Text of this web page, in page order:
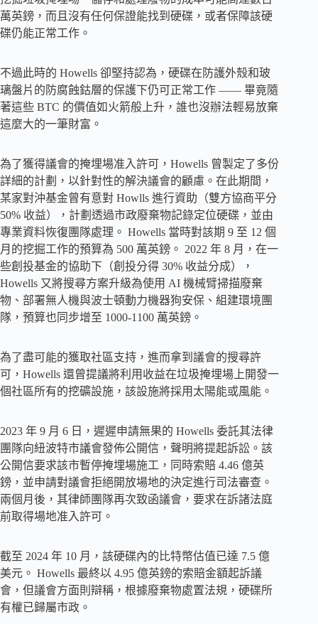
萬英鎊，而且沒有任何保證能找到硬碟，或者保障該硬
碟仍能正常工作。
不過此時的 Howells 卻堅持認為，硬碟在防護外殼和玻
璃盤片的防腐蝕鈷層的保護下仍可正常工作 —— 畢竟隨
著這些 BTC 的價值如火箭般上升，誰也沒辦法輕易放棄
這麼大的一筆財富。
為了獲得議會的掩埋場准入許可，Howells 曾製定了多份
詳細的計劃，以針對性的解決議會的顧慮。在此期間，
某家對沖基金曾有意對 Howlls 進行資助（雙方協商平分
50% 收益），計劃透過市政廢棄物記錄定位硬碟，並由
專業資料恢復團隊處理。 Howells 當時對該期 9 至 12 個
月的挖掘工作的預算為 500 萬英鎊。 2022 年 8 月，在一
些創投基金的協助下（創投分得 30% 收益分成），
Howells 又將搜尋方案升級為使用 AI 機械臂掃描廢棄
物、部署無人機與波士頓動力機器狗安保、組建環境團
隊，預算也同步增至 1000-1100 萬英鎊。
為了盡可能的獲取社區支持，進而拿到議會的搜尋許
可，Howells 還曾提議將利用收益在垃圾掩埋場上開發一
個社區所有的挖礦設施，該設施將採用太陽能或風能。
2023 年 9 月 6 日，遲遲申請無果的 Howells 委託其法律
團隊向紐波特市議會發佈公開信，聲明將提起訴訟。該
公開信要求該市暫停掩埋場施工，同時索賠 4.46 億英
鎊，並申請對議會拒絕開放場地的決定進行司法審查。
兩個月後，其律師團隊再次致函議會，要求在訴諸法庭
前取得場地准入許可。
截至 2024 年 10 月，該硬碟內的比特幣估值已達 7.5 億
美元。 Howells 最終以 4.95 億英鎊的索賠金額起訴議
會，但議會方面則辯稱，根據廢棄物處置法規，硬碟所
有權已歸屬市政。